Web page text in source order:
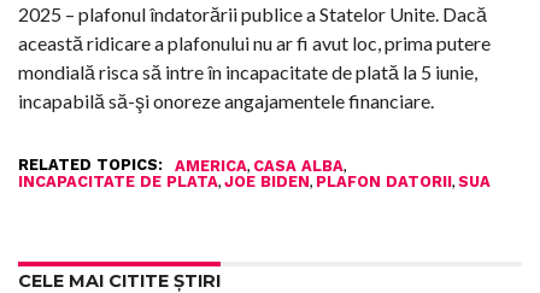
2025 – plafonul îndatorării publice a Statelor Unite. Dacă
această ridicare a plafonului nu ar fi avut loc, prima putere
mondială risca să intre în incapacitate de plată la 5 iunie,
incapabilă să-şi onoreze angajamentele financiare.
RELATED TOPICS: AMERICA, CASA ALBA,
INCAPACITATE DE PLATA, JOE BIDEN, PLAFON DATORII, SUA
CELE MAI CITITE ȘTIRI